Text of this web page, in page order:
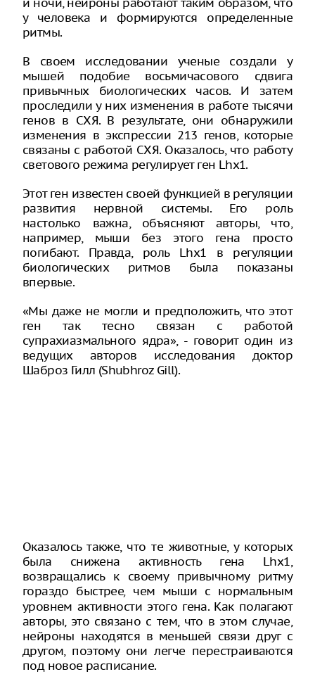
у человека и формируются определенные
ритмы.
В своем исследовании ученые создали у
мышей подобие восьмичасового сдвига
привычных биологических часов. И затем
проследили у них изменения в работе тысячи
генов в СХЯ. В результате, они обнаружили
изменения в экспрессии 213 генов, которые
связаны с работой СХЯ. Оказалось, что работу
светового режима регулирует ген Lhx1.
Этот ген известен своей функцией в регуляции
развития нервной системы. Его роль
настолько важна, объясняют авторы, что,
например, мыши без этого гена просто
погибают. Правда, роль Lhx1 в регуляции
биологических ритмов была показаны
впервые.
«Мы даже не могли и предположить, что этот
ген так тесно связан с работой
супрахиазмального ядра», - говорит один из
ведущих авторов исследования доктор
Шаброз Гилл (Shubhroz Gill).
Оказалось также, что те животные, у которых
была снижена активность гена Lhx1,
возвращались к своему привычному ритму
гораздо быстрее,чем мыши с нормальным
уровнем активности этого гена. Как полагают
авторы, это связано с тем, что в этом случае,
нейроны находятся в меньшей связи друг с
другом, поэтому они легче перестраиваются
под новое расписание.